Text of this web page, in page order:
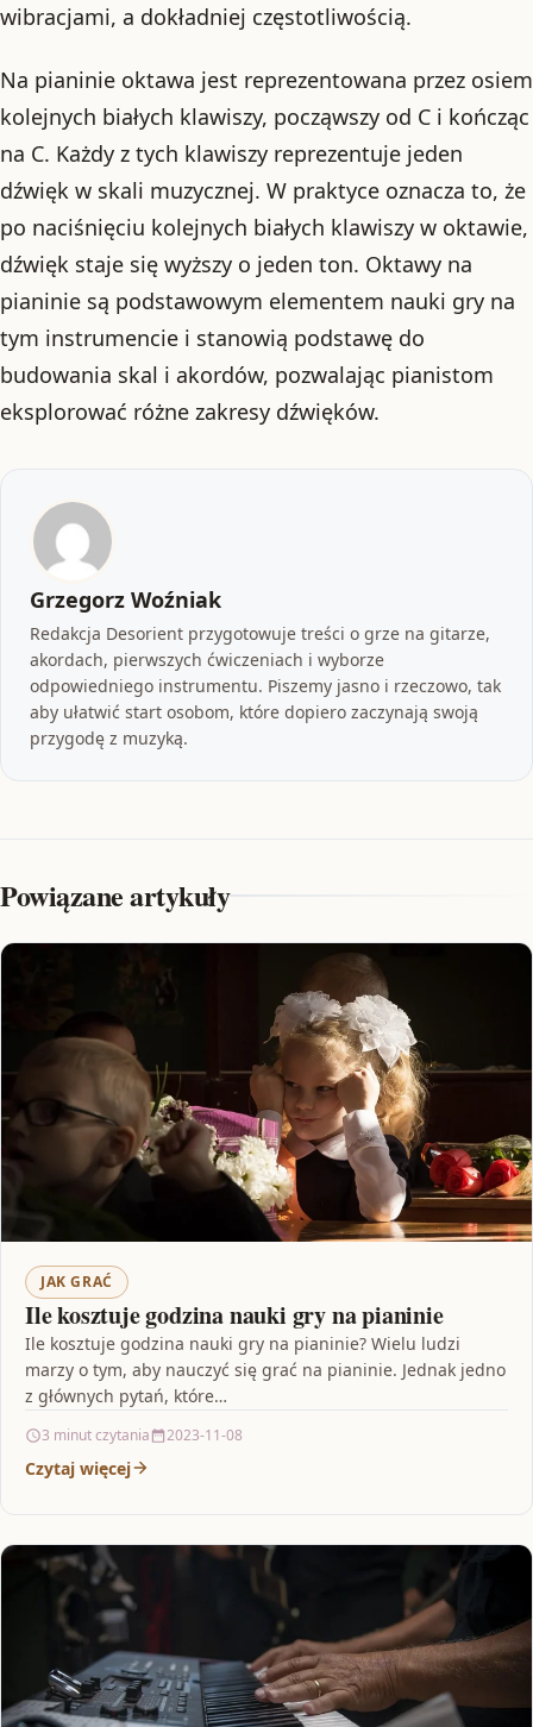
wibracjami, a dokładniej częstotliwością.
Na pianinie oktawa jest reprezentowana przez osiem
kolejnych białych klawiszy, począwszy od C i kończąc
na C. Każdy z tych klawiszy reprezentuje jeden
dźwięk w skali muzycznej. W praktyce oznacza to, że
po naciśnięciu kolejnych białych klawiszy w oktawie,
dźwięk staje się wyższy o jeden ton. Oktawy na
pianinie są podstawowym elementem nauki gry na
tym instrumencie i stanowią podstawę do
budowania skal i akordów, pozwalając pianistom
eksplorować różne zakresy dźwięków.
Grzegorz Woźniak
Redakcja Desorient przygotowuje treści o grze na gitarze,
akordach, pierwszych ćwiczeniach i wyborze
odpowiedniego instrumentu. Piszemy jasno i rzeczowo, tak
aby ułatwić start osobom, które dopiero zaczynają swoją
przygodę z muzyką.
Powiązane artykuły
JAK GRAĆ
Ile kosztuje godzina nauki gry na pianinie
Ile kosztuje godzina nauki gry na pianinie? Wielu ludzi
marzy o tym, aby nauczyć się grać na pianinie. Jednak jedno
z głównych pytań, które…
3 minut czytania 2023-11-08
Czytaj więcej